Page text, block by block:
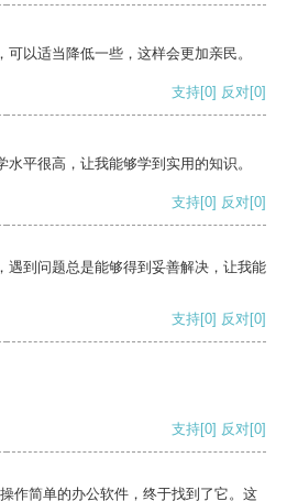
以适当降低一些，这样会更加亲民。
支持[0] 反对[0]
平很高，让我能够学到实用的知识。
支持[0] 反对[0]
遇到问题总是能够得到妥善解决，让我能
支持[0] 反对[0]
支持[0] 反对[0]
作简单的办公软件，终于找到了它。这